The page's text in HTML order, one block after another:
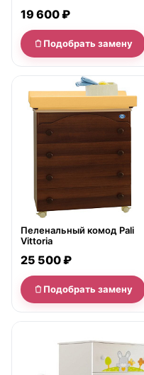
19 600 ₽
Подобрать замену
нет в продаже
Пеленальный комод Pali
Vittoria
25 500 ₽
Подобрать замену